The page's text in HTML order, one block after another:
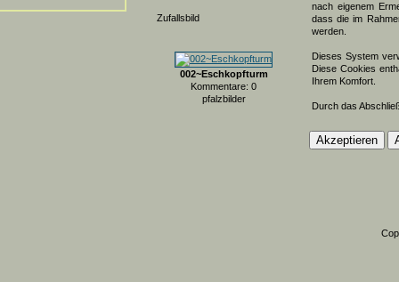
Zufallsbild
002~Eschkopfturm
Kommentare: 0
pfalzbilder
nach eigenem
dass die im
werden.
Dieses System
Diese Cookies
Ihrem Komfort.
Durch das